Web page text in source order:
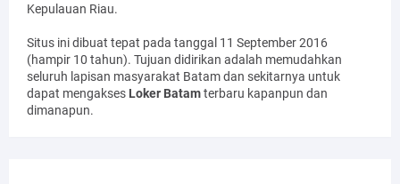
Kepulauan Riau.
Situs ini dibuat tepat pada tanggal 11 September 2016
(hampir 10 tahun). Tujuan didirikan adalah memudahkan
seluruh lapisan masyarakat Batam dan sekitarnya untuk
dapat mengakses Loker Batamterbaru kapanpun dan
dimanapun.